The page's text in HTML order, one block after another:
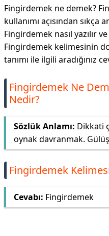
Fingirdemek ne demek?
kullanımı açısından sıkça
Fingirdemek nasıl yazılır
Fingirdemek kelimesinin
tanımı ile ilgili aradığınız
Fingirdemek Ne
Nedir?
Sözlük Anlamı: Dikkati
oynak davranmak.
Fingirdemek Kelimesi
Cevabı: Fingirdemek